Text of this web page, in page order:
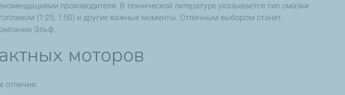
производителя. В технической литературе указывается тип смазки
(1:25, 1:50) и другие важные моменты. Отличным выбором станет
Эльф.
моторов
отличия: